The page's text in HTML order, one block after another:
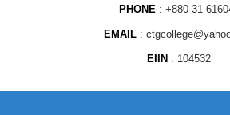
PHONE +880 31-
EMAIL
EIIN 104532